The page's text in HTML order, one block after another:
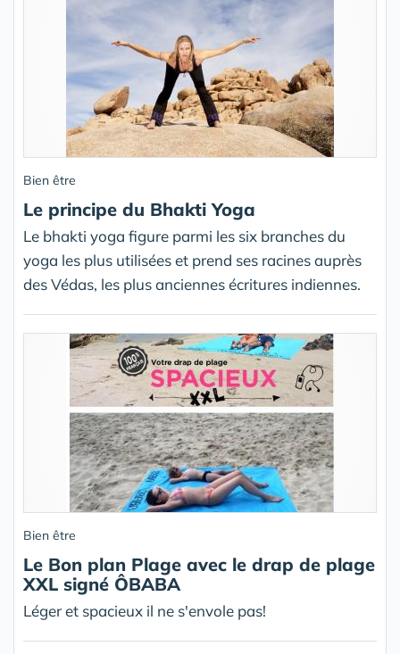
Bien être
Le principe du Bhakti Yoga
Le bhakti yoga figure parmi les six branches du
yoga les plus utilisées et prend ses racines auprès
des Védas, les plus anciennes écritures indiennes.
Bien être
Le Bon plan Plage avec le drap de plage
XXL signé ÔBABA
Léger et spacieux il ne s'envole pas!